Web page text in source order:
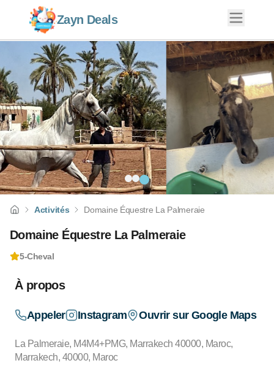
Zayn Deals
Activités Domaine Équestre La Palmeraie
Domaine Équestre La Palmeraie
5-Cheval
À propos
Appeler Instagram Ouvrir sur Google Maps
La Palmeraie, M4M4+PMG, Marrakech 40000, Maroc,
Marrakech, 40000, Maroc